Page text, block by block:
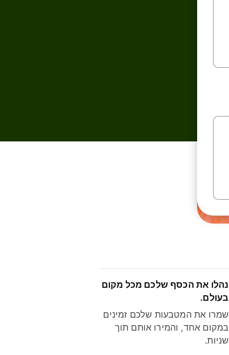
נהלו את הכסף שלכם מכל מקום
בעולם.
שמרו את המטבעות שלכם זמינים
במקום אחד, והמירו אותם תוך
שניות.